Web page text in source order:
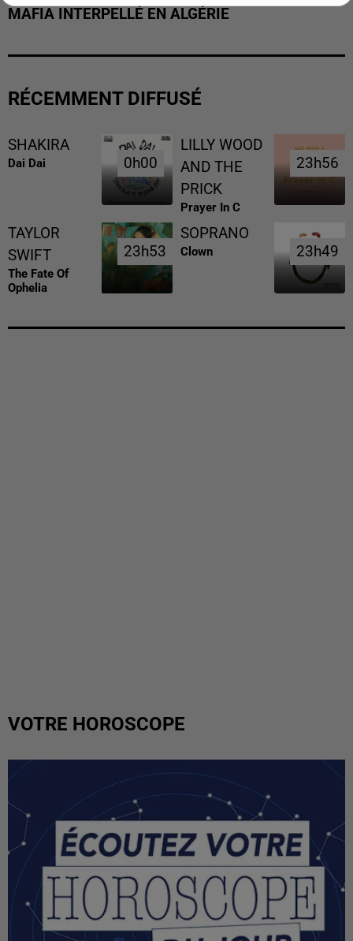
MAFIA INTERPELLÉ EN ALGÉRIE
RÉCEMMENT DIFFUSÉ
SHAKIRA
Dai Dai 0h00
0h00
LILLY WOOD
AND THE
PRICK
Prayer In C
23h56
23h56
TAYLOR
SWIFT
The Fate Of
Ophelia
23h53
23h53
SOPRANO
Clown 23h49
23h49
VOTRE HOROSCOPE